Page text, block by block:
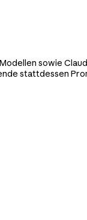
sowie
stattdessen